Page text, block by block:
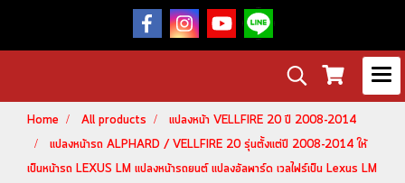
Home All products
แปลงหน้า VELLFIRE 20 ปี 2008-2014
แปลงหน้ารถ ALPHARD / VELLFIRE 20 รุ่นตั้งแต่ปี 2008-2014 ให้
เป็นหน้ารถ LEXUS LM แปลงหน้ารถยนต์ แปลงอัลพาร์ด เวลไฟร์เป็น Lexus LM